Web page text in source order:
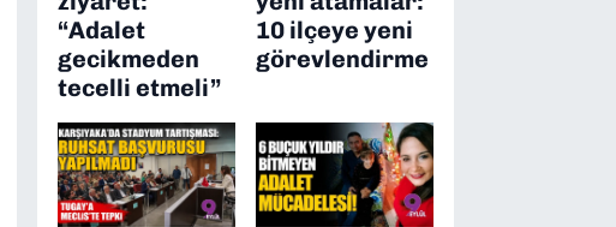
“Adalet
gecikmeden
tecelli etmeli”
10 ilçeye yeni
görevlendirme